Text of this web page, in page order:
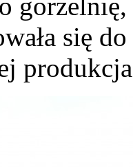
się